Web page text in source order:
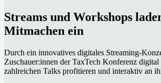
Streams und Workshops
Mitmachen ein
Durch ein innovatives digitales Streaming-
Zuschauer:innen der TaxTech Konferenz digital
zahlreichen Talks profitieren und interaktiv an